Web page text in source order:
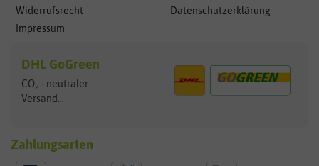
Widerrufsrecht
Impressum
Datenschutzerklärung
DHL GoGreen
CO2 - neutraler
Versand...
Zahlungsarten